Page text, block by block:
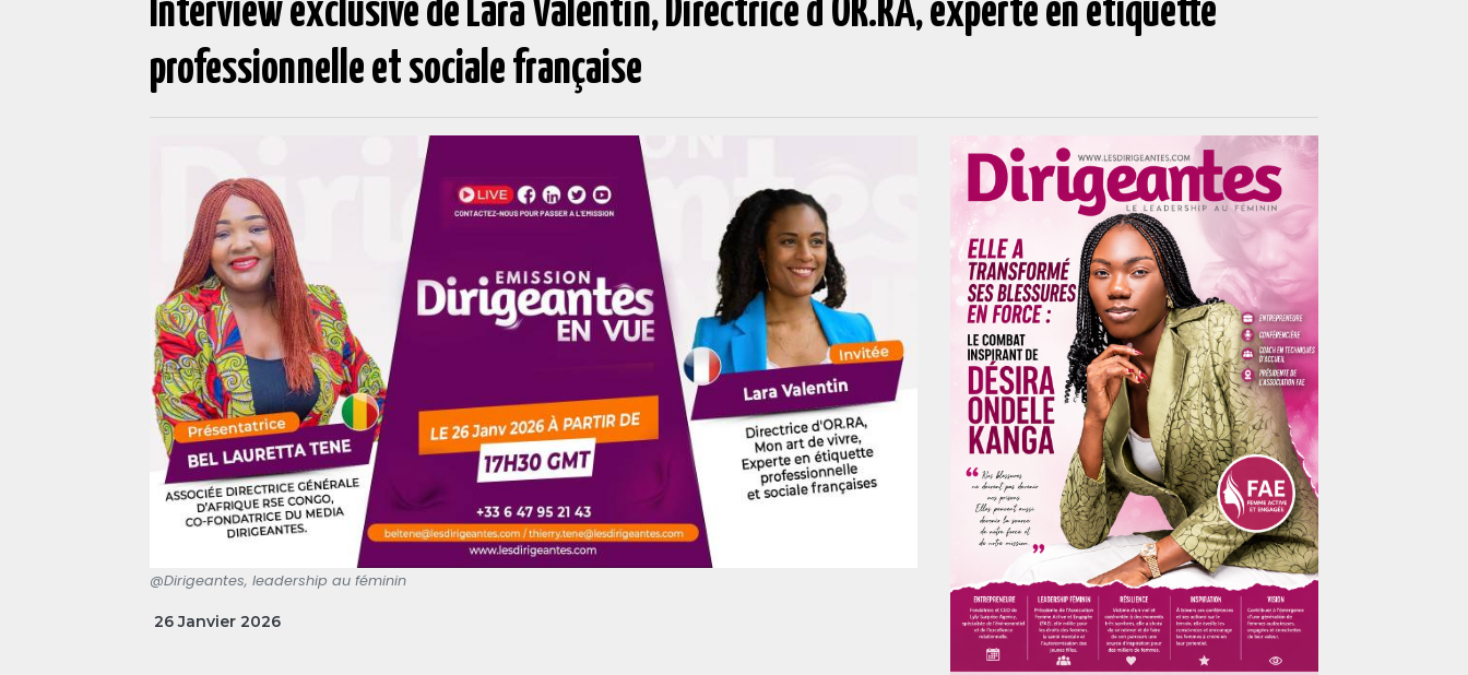
Interview exclusive de Lara Valentin, Directrice d’OR.RA, experte en étiquette
professionnelle et sociale française
@Dirigeantes, leadership au féminin
26 Janvier 2026